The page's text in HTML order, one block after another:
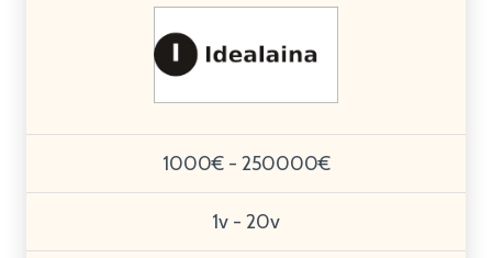
1000€ - 250000€
1v - 20v